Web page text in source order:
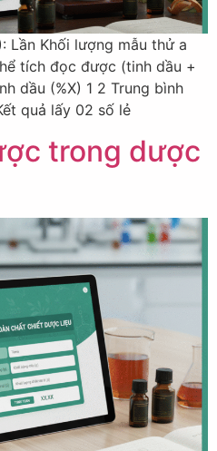
Lần Khối lượng mẫu thử a
tích đọc được (tinh dầu +
dầu (%X) 1 2 Trung bình
quả lấy 02 số lẻ
trong dược